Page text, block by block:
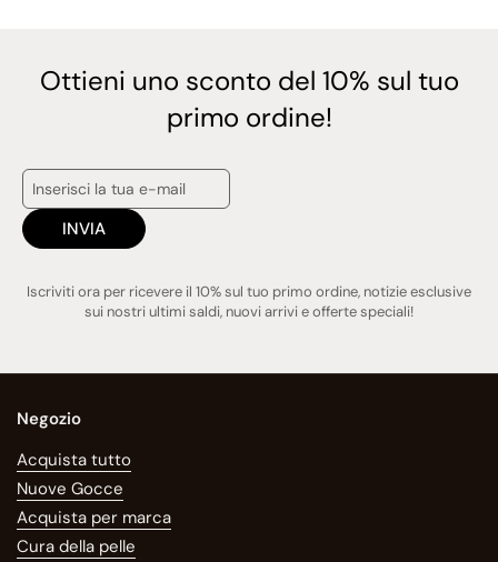
Ottieni uno sconto del 10% sul tuo
primo ordine!
INVIA
Iscriviti ora per ricevere il 10% sul tuo primo ordine, notizie esclusive
sui nostri ultimi saldi, nuovi arrivi e offerte speciali!
Negozio
Acquista tutto
Nuove Gocce
Acquista per marca
Cura della pelle